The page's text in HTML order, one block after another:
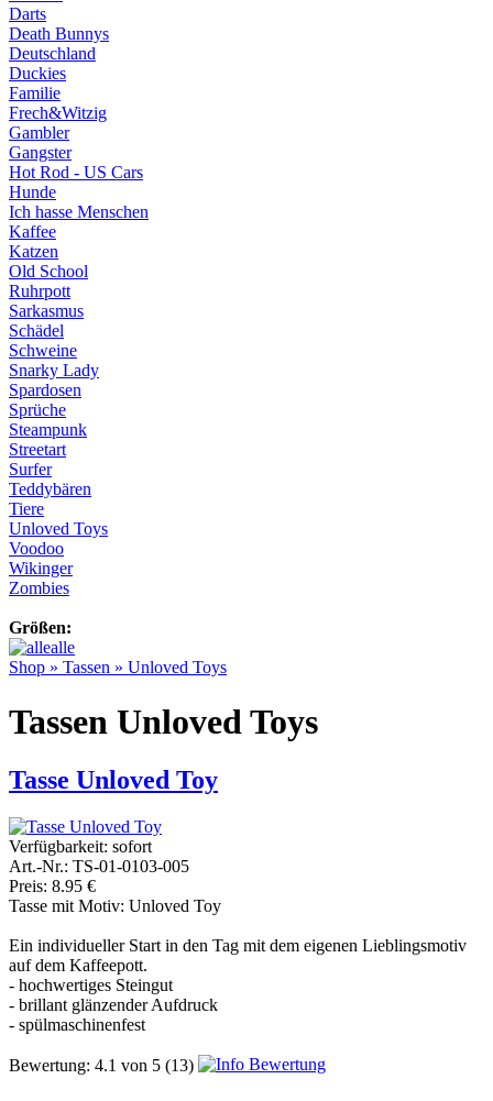
Darts
Death Bunnys
Deutschland
Duckies
Familie
Frech&Witzig
Gambler
Gangster
Hot Rod - US Cars
Hunde
Ich hasse Menschen
Kaffee
Katzen
Old School
Ruhrpott
Sarkasmus
Schädel
Schweine
Snarky Lady
Spardosen
Sprüche
Steampunk
Streetart
Surfer
Teddybären
Tiere
Unloved Toys
Voodoo
Wikinger
Zombies
Größen:
alle
Shop » Tassen » Unloved Toys
Tassen Unloved Toys
Tasse Unloved Toy
Verfügbarkeit: sofort
Art.-Nr.: TS-01-0103-005
Preis: 8.95 €
Tasse mit Motiv: Unloved Toy
Ein individueller Start in den Tag mit dem eigenen Lieblingsmotiv
auf dem Kaffeepott.
- hochwertiges Steingut
- brillant glänzender Aufdruck
- spülmaschinenfest
Bewertung: 4.1 von 5 (13)